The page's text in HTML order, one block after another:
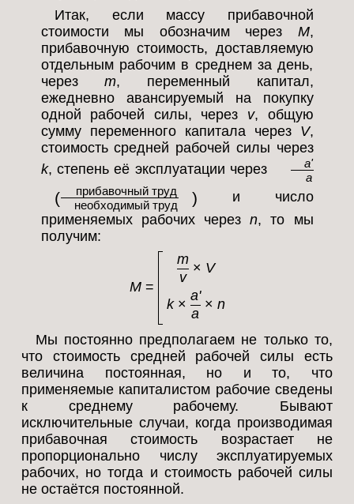
Итак, если массу прибавочной
стоимости мы обозначим через M,
прибавочную стоимость, доставляемую
отдельным рабочим в среднем за день,
черезm, переменный капитал,
ежедневно авансируемый на покупку
одной рабочей силы, через v, общую
сумму переменного капитала через V,
стоимость средней рабочей силы через
k, степень её эксплуатации через
a'
a
( прибавочный труд )
необходимый труд
и число
применяемых рабочих черезn, то мы
получим:
M=
m
× V
v
k×
a'
× n
a
Мы постоянно предполагаем не только то,
что стоимость средней рабочей силы есть
величина постоянная, но и то, что
применяемые капиталистом рабочие сведены
к среднему рабочему. Бывают
исключительные случаи, когда производимая
прибавочная стоимость возрастает не
пропорционально числу эксплуатируемых
рабочих, но тогда и стоимость рабочей силы
не остаётся постоянной.